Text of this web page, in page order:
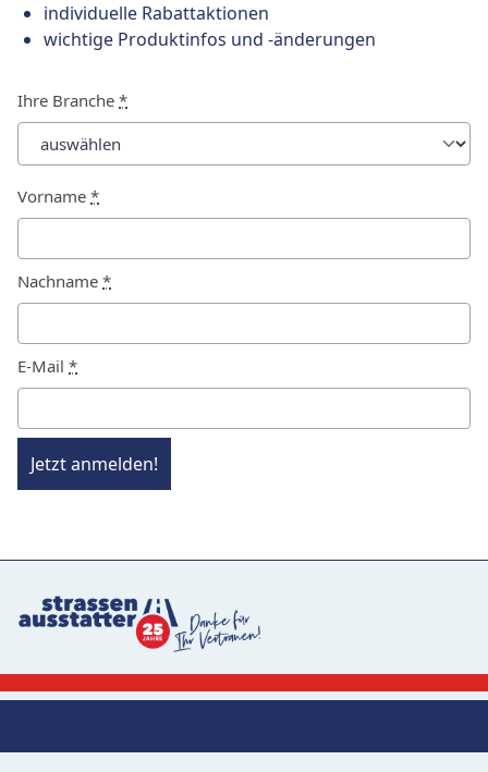
individuelle Rabattaktionen
wichtige Produktinfos und -änderungen
Ihre Branche *
Vorname *
Nachname *
E-Mail *
Jetzt anmelden!